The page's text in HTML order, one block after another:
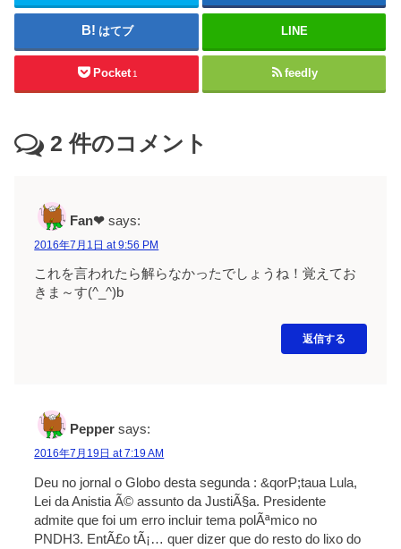
はてブ LINE
Pocket 1 feedly
2 件のコメント
Fan❤ says:
2016年7月1日 at 9:56 PM
これを言われたら解らなかったでしょうね！覚えてお
きま～す(^_^)b
返信する
Pepper says:
2016年7月19日 at 7:19 AM
Deu no jornal o Globo desta segunda : &qorP;taua Lula,
Lei da Anistia Ã© assunto da JustiÃ§a. Presidente
admite que foi um erro incluir tema polÃªmico no
PNDH3. EntÃ£o tÃ¡… quer dizer que do resto do lixo do